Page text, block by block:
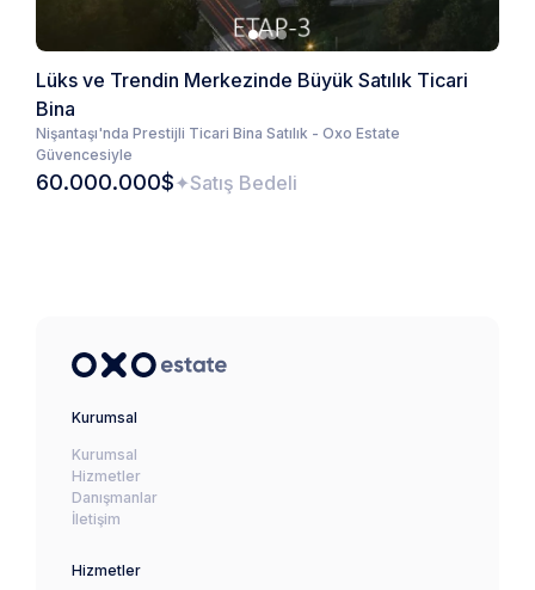
Lüks ve Trendin Merkezinde Büyük Satılık Ticari
Bina
Nişantaşı'nda Prestijli Ticari Bina Satılık - Oxo Estate
Güvencesiyle
60.000.000$ Satış Bedeli
Kurumsal
Kurumsal
Hizmetler
Danışmanlar
İletişim
Hizmetler